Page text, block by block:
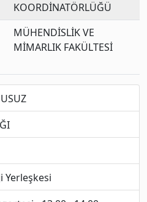
KOORDİNATÖRLÜĞÜ
MÜHENDİSLİK VE
MİMARLIK FAKÜLTESİ
Yerleşkesi